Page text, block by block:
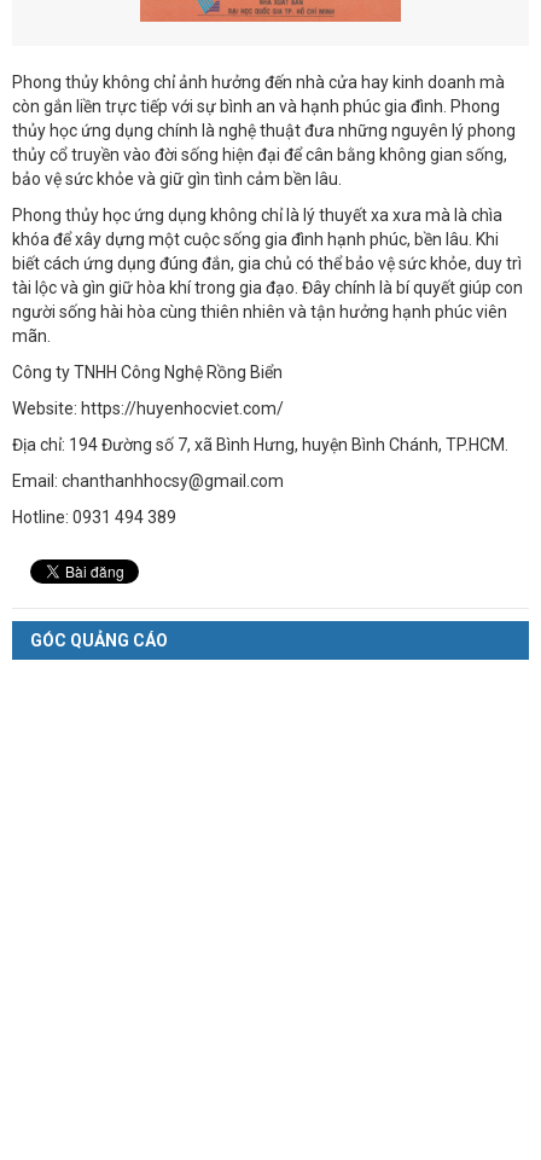
Phong thủy không chỉ ảnh hưởng đến nhà cửa hay kinh doanh mà
còn gắn liền trực tiếp với sự bình an và hạnh phúc gia đình. Phong
thủy học ứng dụng chính là nghệ thuật đưa những nguyên lý phong
thủy cổ truyền vào đời sống hiện đại để cân bằng không gian sống,
bảo vệ sức khỏe và giữ gìn tình cảm bền lâu.
Phong thủy học ứng dụng không chỉ là lý thuyết xa xưa mà là chìa
khóa để xây dựng một cuộc sống gia đình hạnh phúc, bền lâu. Khi
biết cách ứng dụng đúng đắn, gia chủ có thể bảo vệ sức khỏe, duy trì
tài lộc và gìn giữ hòa khí trong gia đạo. Đây chính là bí quyết giúp con
người sống hài hòa cùng thiên nhiên và tận hưởng hạnh phúc viên
mãn.
Công ty TNHH Công Nghệ Rồng Biển
Website: https://huyenhocviet.com/
Địa chỉ: 194 Đường số 7, xã Bình Hưng, huyện Bình Chánh, TP.HCM.
Email: chanthanhhocsy@gmail.com
Hotline: 0931 494 389
GÓC QUẢNG CÁO